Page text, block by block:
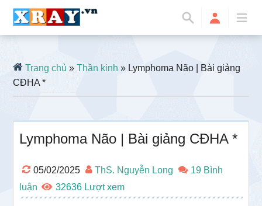
Trang chủ »Thần kinh » Lymphoma Não | Bài giảng
CĐHA *
Lymphoma Não | Bài giảng CĐHA *
05/02/2025 ThS. Nguyễn Long
19 Bình
luận
32636